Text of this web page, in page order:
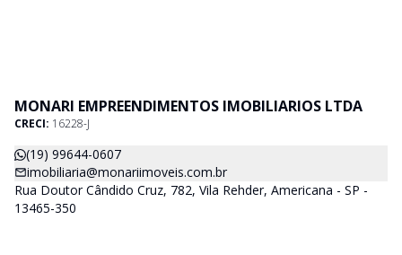
MONARI EMPREENDIMENTOS IMOBILIARIOS LTDA
CRECI: 16228-J
(19) 99644-0607
imobiliaria@monariimoveis.com.br
Rua Doutor Cândido Cruz, 782, Vila Rehder, Americana - SP -
13465-350